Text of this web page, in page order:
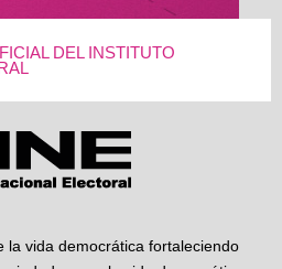
DEL INSTITUTO
la vida democrática fortaleciendo